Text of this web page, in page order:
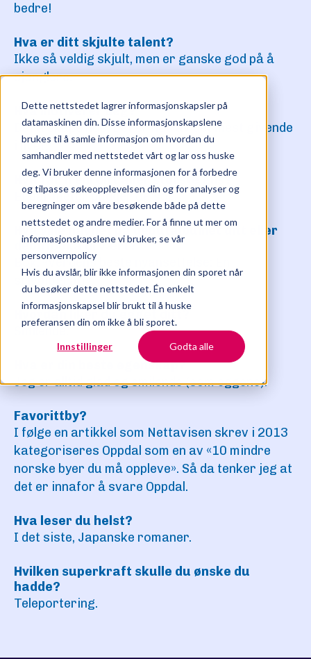
Dette nettstedet lagrer informasjonskapsler på
datamaskinen din. Disse informasjonskapslene
brukes til å samle informasjon om hvordan du
samhandler med nettstedet vårt og lar oss huske
deg. Vi bruker denne informasjonen for å forbedre
og tilpasse søkeopplevelsen din og for analyser og
beregninger om våre besøkende både på dette
nettstedet og andre medier. For å finne ut mer om
informasjonskapslene vi bruker, se vår
personvernpolicy
Hvis du avslår, blir ikke informasjonen din sporet når
du besøker dette nettstedet. Én enkelt
informasjonskapsel blir brukt til å huske
preferansen din om ikke å bli sporet.
Innstillinger Godta alle
bedre!
Hva er ditt skjulte talent?
Ikke så veldig skjult, men er ganske god på å
sjonglere.
Hva motiverer deg?
Det å skape noe. Det er noe av det mest givende
i livet.
Hva får frem ditt aller største glis?
Et par meter pudder og sol.
Hva ville navnet på debutalbumet ditt eller
debutboka di vært?
Bok: «Verdens beste nyansettelse: En
selvbiografi»
Hvordan liker du egget ditt?
Smilende.
Hva er din beste egenskap?
Jeg er alltid glad og smilende (som eggene).
Favorittby?
I følge en artikkel som Nettavisen skrev i 2013
kategoriseres Oppdal som en av «10 mindre
norske byer du må oppleve». Så da tenker jeg at
det er innafor å svare Oppdal.
Hva leser du helst?
I det siste, Japanske romaner.
Hvilken superkraft skulle du ønske du
hadde?​
Teleportering.